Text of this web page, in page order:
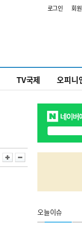
로그인 회
TV국제 오피니
오늘이슈